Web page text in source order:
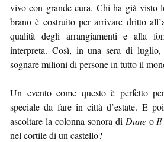
vivo con grande cura. Chi ha già visto
brano è costruito per arrivare dritto
qualità degli arrangiamenti e alla
interpreta. Così, in una sera di
sognare milioni di persone in tutto il
Un evento come questo è perfetto
speciale da fare in città d’estate. E
ascoltare la colonna sonora di Duneo Il
nel cortile di un castello?